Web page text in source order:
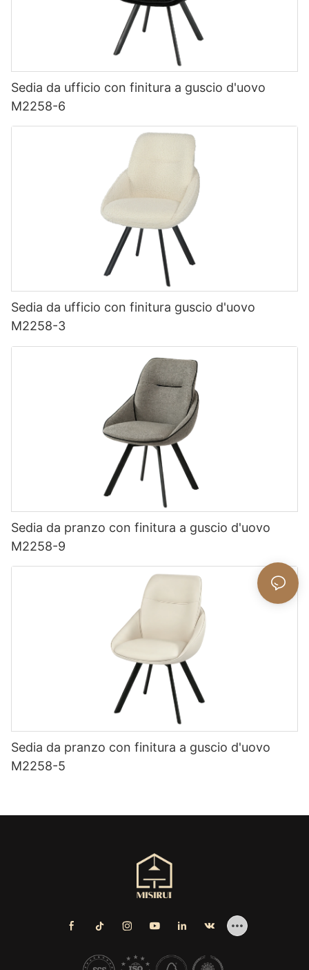
Sedia da ufficio con finitura a guscio d'uovo
M2258-6
Sedia da ufficio con finitura guscio d'uovo
M2258-3
Sedia da pranzo con finitura a guscio d'uovo
M2258-9
Sedia da pranzo con finitura a guscio d'uovo
M2258-5